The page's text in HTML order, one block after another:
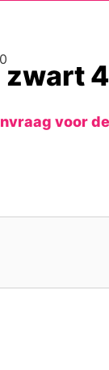
zwart
voor